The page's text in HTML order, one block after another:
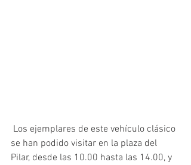
se han podido visitar en la plaza del
Pilar, desde las 10.00 hasta las 14.00, y